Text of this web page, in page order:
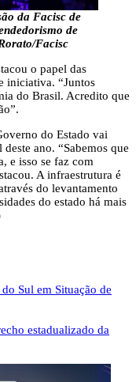
da Facisc de
de
Facisc
o papel das
iniciativa. “Juntos
do Brasil. Acredito que
do Estado vai
ano. “Sabemos que
e isso se faz com
A infraestrutura é
do levantamento
do estado há mais
Sul em Situação de
estadualizado da